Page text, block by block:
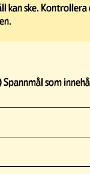
kan ske.
som